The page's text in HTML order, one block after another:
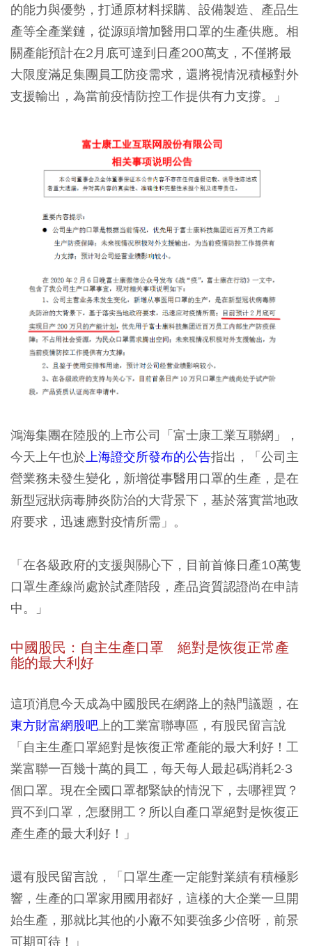
的能力與優勢，打通原材料採購、設備製造、產品生
產等全產業鏈，從源頭增加醫用口罩的生產供應。相
關產能預計在2月底可達到日產200萬支，不僅將最
大限度滿足集團員工防疫需求，還將視情況積極對外
支援輸出，為當前疫情防控工作提供有力支撐。」
鴻海集團在陸股的上市公司「富士康工業互聯網」，
今天上午也於上海證交所發布的公告指出，「公司主
營業務未發生變化，新增從事醫用口罩的生產，是在
新型冠狀病毒肺炎防治的大背景下，基於落實當地政
府要求，迅速應對疫情所需」。
「在各級政府的支援與關心下，目前首條日產10萬隻
口罩生產線尚處於試產階段，產品資質認證尚在申請
中。」
中國股民：自主生產口罩 絕對是恢復正常產
能的最大利好
這項消息今天成為中國股民在網路上的熱門議題，在
東方財富網股吧上的工業富聯專區，有股民留言說
「自主生產口罩絕對是恢復正常產能的最大利好！工
業富聯一百幾十萬的員工，每天每人最起碼消耗2-3
個口罩。現在全國口罩都緊缺的情況下，去哪裡買？
買不到口罩，怎麼開工？所以自產口罩絕對是恢復正
產生產的最大利好！」
還有股民留言說，「口罩生產一定能對業績有積極影
響，生產的口罩家用國用都好，這樣的大企業一旦開
始生產，那就比其他的小廠不知要強多少倍呀，前景
可期可待！」